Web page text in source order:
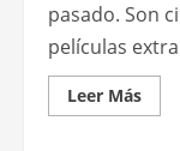
pasado. Son
películas
Leer MásLeer
más